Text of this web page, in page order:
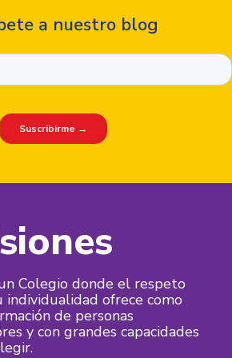
a nuestro blog
Colegio donde el respeto
individualidad ofrece como
de personas
y con grandes capacidades